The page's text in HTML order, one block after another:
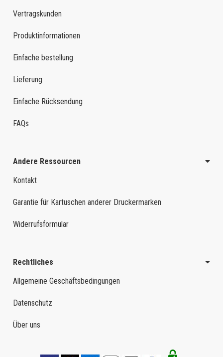
Vertragskunden
Produktinformationen
Einfache bestellung
Lieferung
Einfache Rücksendung
FAQs
Andere Ressourcen
Kontakt
Garantie für Kartuschen anderer Druckermarken
Widerrufsformular
Rechtliches
Allgemeine Geschäftsbedingungen
Datenschutz
Über uns